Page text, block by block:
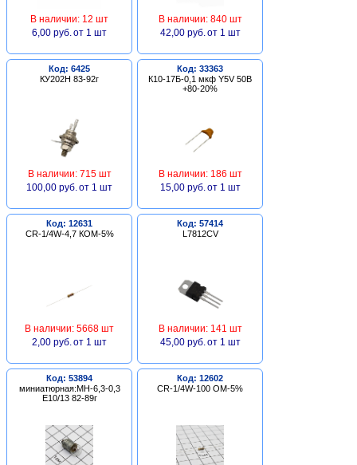
В наличии: 12 шт
6,00 руб. от 1 шт
В наличии: 840 шт
42,00 руб. от 1 шт
Код: 6425
КУ202Н 83-92г
В наличии: 715 шт
100,00 руб. от 1 шт
Код: 33363
К10-17Б-0,1 мкф Y5V 50В
+80-20%
В наличии: 186 шт
15,00 руб. от 1 шт
Код: 12631
CR-1/4W-4,7 КОМ-5%
В наличии: 5668 шт
2,00 руб. от 1 шт
Код: 57414
L7812CV
В наличии: 141 шт
45,00 руб. от 1 шт
Код: 53894
миниатюрная:МН-6,3-0,3
Е10/13 82-89г
Код: 12602
CR-1/4W-100 ОМ-5%